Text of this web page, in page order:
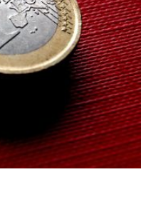
Intelligence Artificielle au